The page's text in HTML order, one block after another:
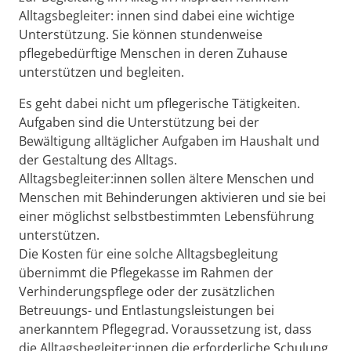
Alltagsbegleiter: innen sind dabei eine wichtige
Unterstützung. Sie können stundenweise
pflegebedürftige Menschen in deren Zuhause
unterstützen und begleiten.
Es geht dabei nicht um pflegerische Tätigkeiten.
Aufgaben sind die Unterstützung bei der
Bewältigung alltäglicher Aufgaben im Haushalt und
der Gestaltung des Alltags.
Alltagsbegleiter:innen sollen ältere Menschen und
Menschen mit Behinderungen aktivieren und sie bei
einer möglichst selbstbestimmten Lebensführung
unterstützen.
Die Kosten für eine solche Alltagsbegleitung
übernimmt die Pflegekasse im Rahmen der
Verhinderungspflege oder der zusätzlichen
Betreuungs- und Entlastungsleistungen bei
anerkanntem Pflegegrad. Voraussetzung ist, dass